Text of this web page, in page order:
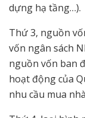
dựng hạ tầng…).
Thứ 3, nguồn
vốn ngân sách
nguồn vốn ban
hoạt động của
nhu cầu mua